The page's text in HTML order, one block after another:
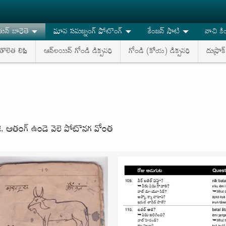
బారెతె
లిపి
ఆన్‌లయిన్ గోండి డిక్సనరి గోండి (కోయ) డిక్సనరి
మావ సమజ్నంగ్ పోటొంగ్ కేంజన్ సాటి వాచి
ఆతంగ్ ఉండె వెలె పోటొనగ వోంత